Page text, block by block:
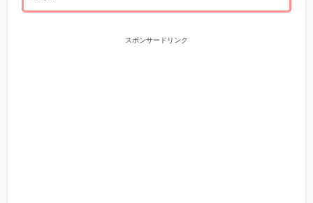
スポンサードリンク